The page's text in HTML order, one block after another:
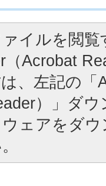
イルを閲
（Acrobat
、左記の「
）」ダ
ェアをダ